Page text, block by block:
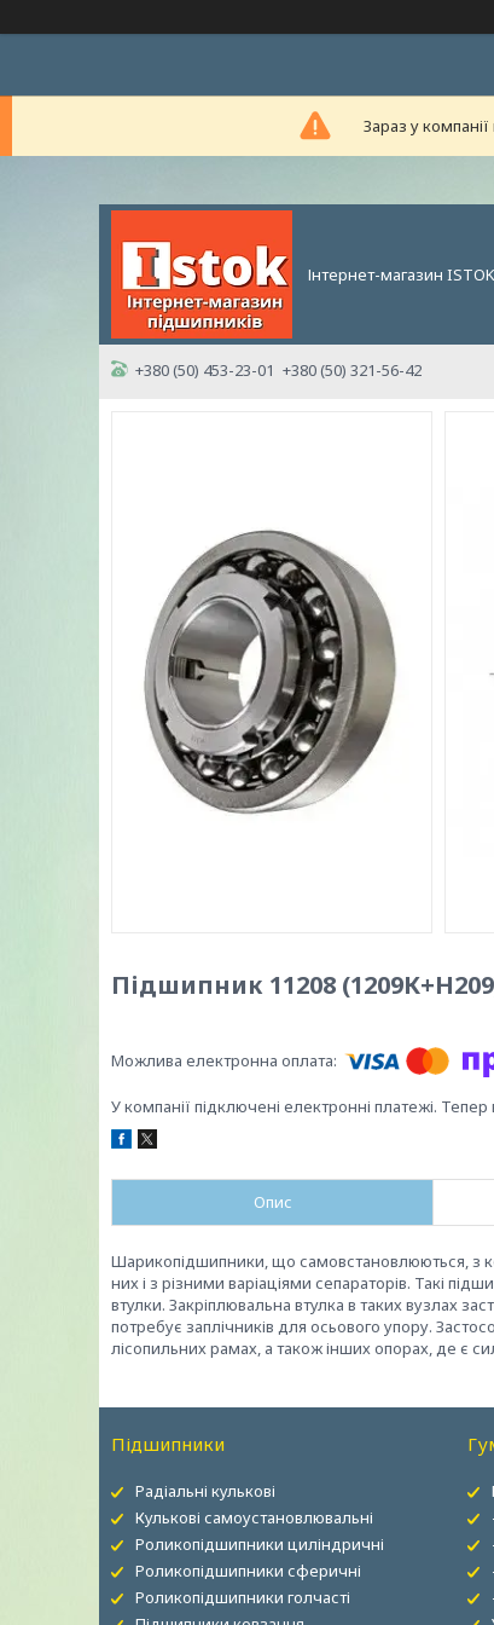
Зараз у
Інтернет-магазин ISTOK
+380 (50) 453-23-01 +380 (50) 321-56-42
Підшипник 11208
У компанії підключені електронні платежі.
Опис
Шарикопідшипники, що самовстановлюються, з
них і з різними варіаціями сепараторів. Такі
втулки. Закріплювальна втулка в таких вузлах
потребує заплічників для осьового упору.
лісопильних рамах, а також інших опорах, де є
Підшипники
Радіальні кулькові
Кулькові самоустановлювальні
Роликопідшипники циліндричні
Роликопідшипники сферичні
Роликопідшипники голчасті